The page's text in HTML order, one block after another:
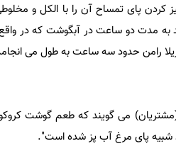
کردن پای تمساح آن را با الکل و
به مدت دو ساعت در آبگوشت که در
رامن حدود سه ساعت به طول می
می گویند که طعم گوشت
شبیه پای مرغ آب پز شده است".